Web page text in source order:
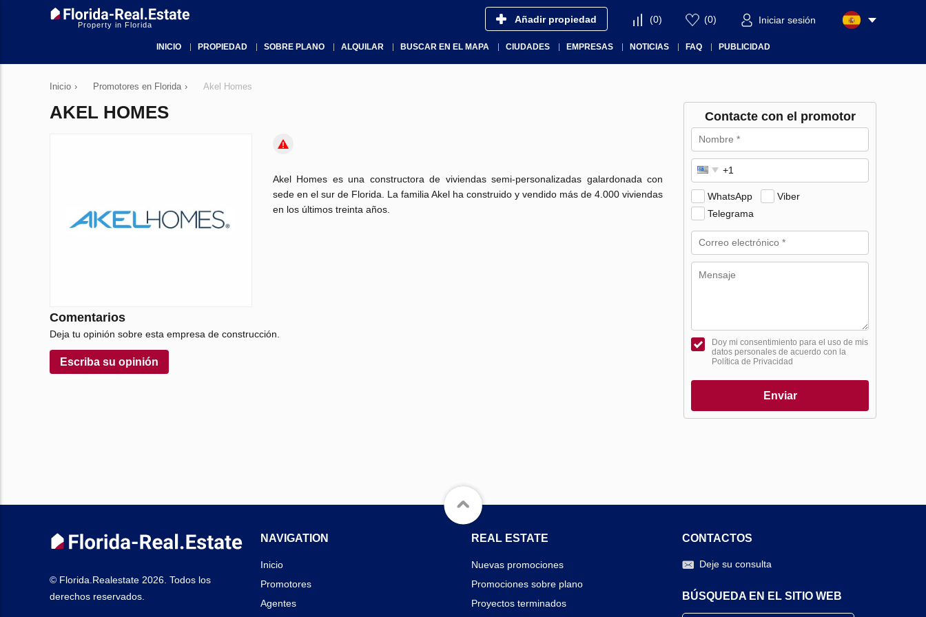
Property in Florida Añadir propiedad (0) (0) Iniciar sesión
INICIO PROPIEDAD SOBRE PLANO ALQUILAR BUSCAR EN EL MAPA CIUDADES EMPRESAS NOTICIAS FAQ PUBLICIDAD
Inicio › Promotores en Florida › Akel Homes
AKEL HOMES
Akel Homes es una constructora de viviendas semi-personalizadas galardonada con
sede en el sur de Florida.
La familia Akel ha construido y vendido más de 4.000 viviendas
en los últimos treinta años.
Comentarios
Deja tu opinión sobre esta empresa de construcción.
Escriba su opinión
Contacte con el promotor
WhatsApp
Viber
Telegrama
Doy mi consentimiento para el uso de mis
datos personales de acuerdo con la
Política de Privacidad
Enviar
© Florida.Realestate 2026. Todos los
derechos reservados.
NAVIGATION
Inicio
Promotores
Agentes
REAL ESTATE
Nuevas promociones
Promociones sobre plano
Proyectos terminados
CONTACTOS
Deje su consulta
BÚSQUEDA EN EL SITIO WEB